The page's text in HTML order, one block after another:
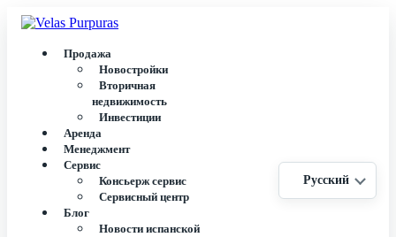
Продажа
Новостройки
Вторичная
недвижимость
Инвестиции
Аренда
Менеджмент
Сервис
Консьерж сервис
Сервисный центр
Блог
Новости испанской
Русский